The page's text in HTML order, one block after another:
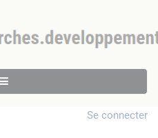
Se connecter